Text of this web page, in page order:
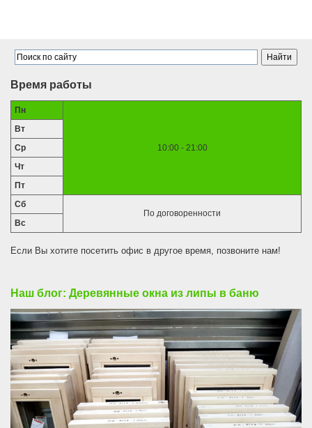
Время работы
Пн
10:00 - 21:00
Вт
Ср
Чт
Пт
Сб
По договоренности
Вс
Если Вы хотите посетить офис в другое время, позвоните нам!
Наш блог: Деревянные окна из липы в баню